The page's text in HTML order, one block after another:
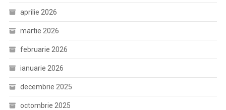
aprilie 2026
martie 2026
februarie 2026
ianuarie 2026
decembrie 2025
octombrie 2025